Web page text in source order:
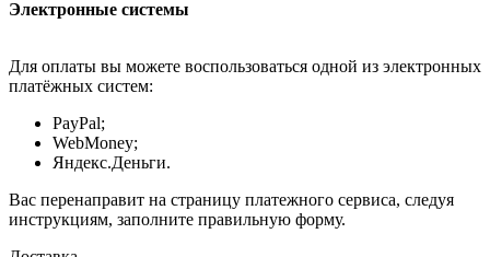
Электронные системы
Для оплаты вы можете воспользоваться одной из электронных
платёжных систем:
PayPal;
WebMoney;
Яндекс.Деньги.
Вас перенаправит на страницу платежного сервиса, следуя
инструкциям, заполните правильную форму.